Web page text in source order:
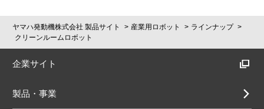
ヤマハ発動機株式会社 製品サイト 産業用ロボット
ラインナップ
クリーンルームロボット
企業サイト
製品・事業